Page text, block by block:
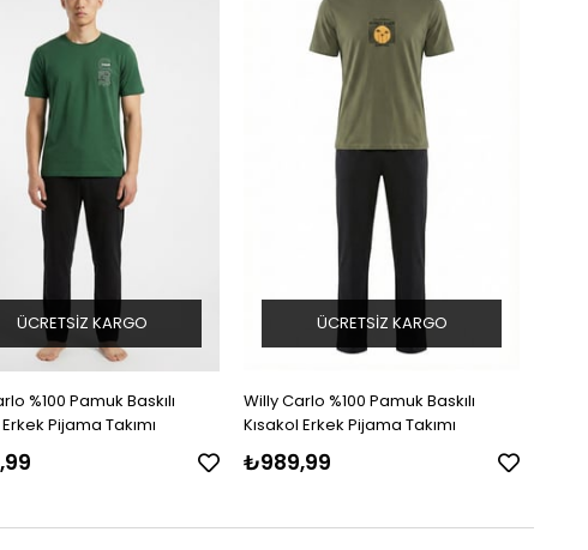
%100 Pamuk Baskılı
Pijama Takımı
ÜCRETSIZ KARGO
Willy Carlo %100 Pamuk Baskılı
Kısakol Erkek Pijama Takımı
₺989,99
ÜCRETSIZ KARGO